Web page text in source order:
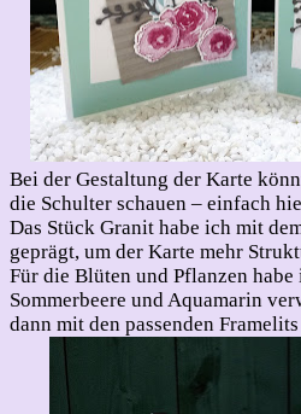
Bei der Gestaltung der Karte
die Schulter schauen – einfach
Das Stück Granit habe ich mit
geprägt, um der Karte mehr
Für die Blüten und Pflanzen
Sommerbeere und Aquamarin
dann mit den passenden